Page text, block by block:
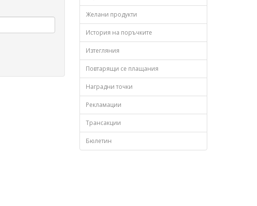
Желани продукти
История на поръчките
Изтегляния
Повтарящи се плащания
Наградни точки
Рекламации
Трансакции
Бюлетин